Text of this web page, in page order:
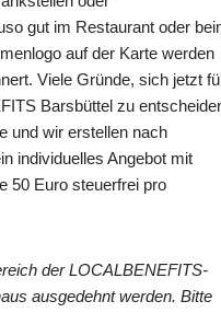
gut im Restaurant oder
auf der Karte werden
Viele Gründe, sich jetzt
Barsbüttel zu
und wir erstellen nach
individuelles Angebot mit
50 Euro steuerfrei pro
der LOCALBENEFITS-
ausgedehnt werden. Bitte